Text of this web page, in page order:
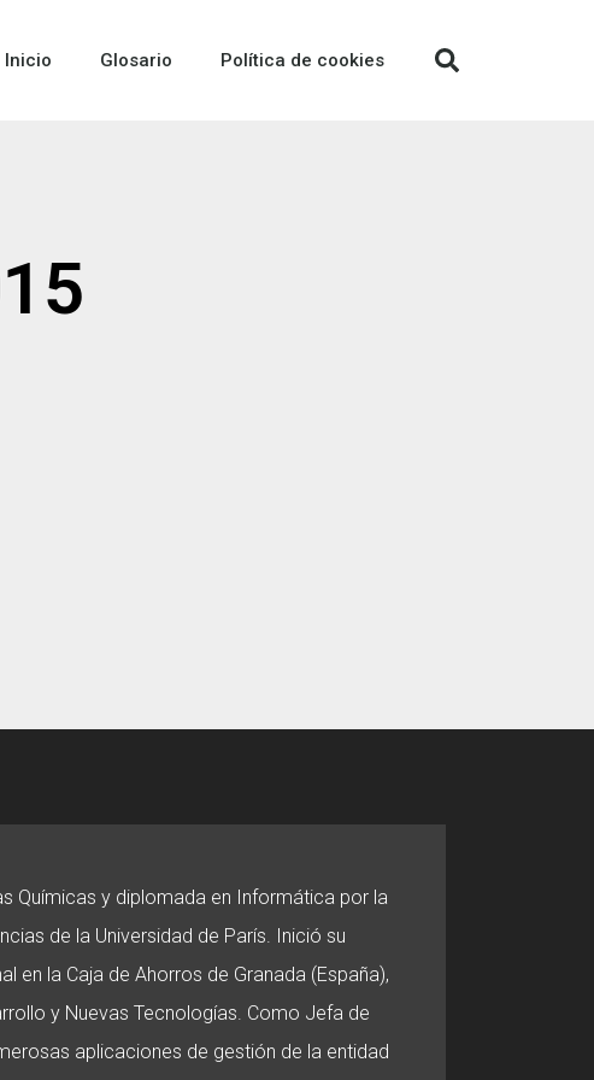
Inicio Glosario Política de cookies
Químicas y diplomada en Informática por la
de la Universidad de París. Inició su
en la Caja de Ahorros de Granada (España),
y Nuevas Tecnologías. Como Jefa de
aplicaciones de gestión de la entidad